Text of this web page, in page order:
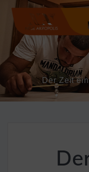
Der Zeit